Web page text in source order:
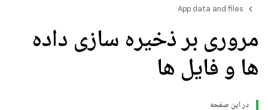
App data and files
مروری بر ذخیره سازی داده
ها و فایل ها
در این صفحه